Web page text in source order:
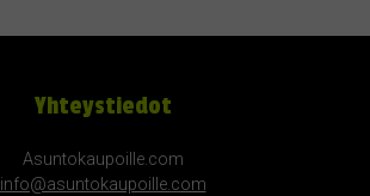
Yhteystiedot
Asuntokaupoille.com
info@asuntokaupoille.com